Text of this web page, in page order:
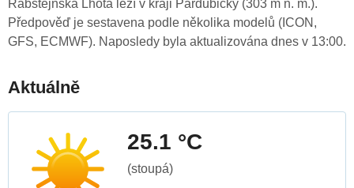
Rabštejnská Lhota leží v kraji Pardubický (303 m n. m.).
Předpověď je sestavena podle několika modelů (ICON,
GFS, ECMWF). Naposledy byla aktualizována dnes v 13:00.
Aktuálně
25.1 °C
(stoupá)